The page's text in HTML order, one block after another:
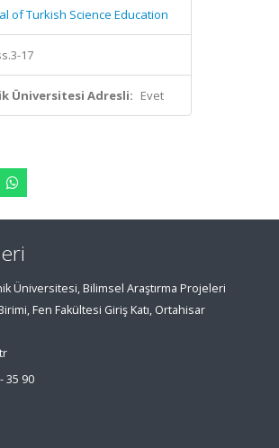
of Turkish Science Education
17
Üniversitesi Adresli: Evet
Üniversitesi, Bilimsel Araştırma Projeleri
Fen Fakültesi Giriş Katı, Ortahisar
35 90